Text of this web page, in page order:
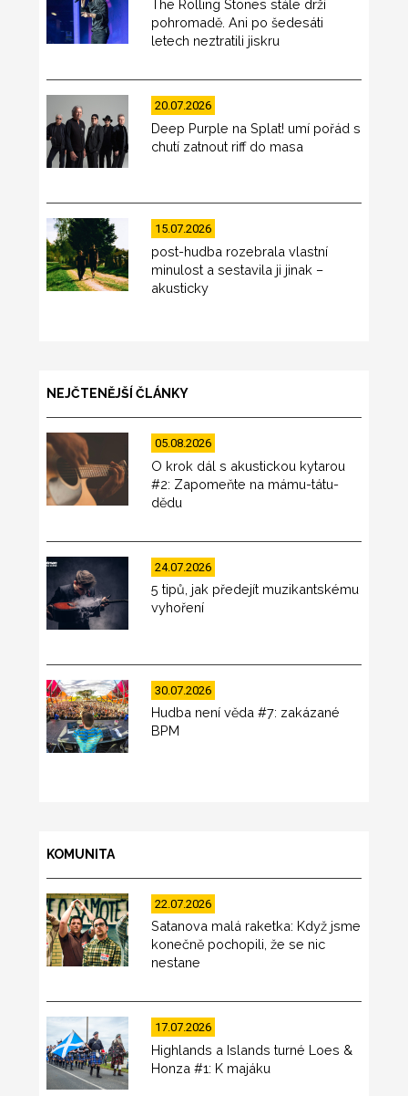
The Rolling Stones stále drží
pohromadě. Ani po šedesáti
letech neztratili jiskru
20.07.2026
Deep Purple na Splat! umí pořád s
chutí zatnout riff do masa
15.07.2026
post-hudba rozebrala vlastní
minulost a sestavila ji jinak –
akusticky
NEJČTENĚJŠÍ ČLÁNKY
05.08.2026
O krok dál s akustickou kytarou
#2: Zapomeňte na mámu-tátu-
dědu
24.07.2026
5 tipů, jak předejít muzikantskému
vyhoření
30.07.2026
Hudba není věda #7: zakázané
BPM
KOMUNITA
22.07.2026
Satanova malá raketka: Když jsme
konečně pochopili, že se nic
nestane
17.07.2026
Highlands a Islands turné Loes &
Honza #1: K majáku